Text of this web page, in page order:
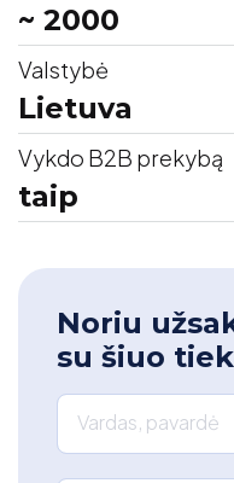
~ 2000
Valstybė
Lietuva
Vykdo B2B prekybą
taip
Noriu
su šiuo
Vardas, pavardė